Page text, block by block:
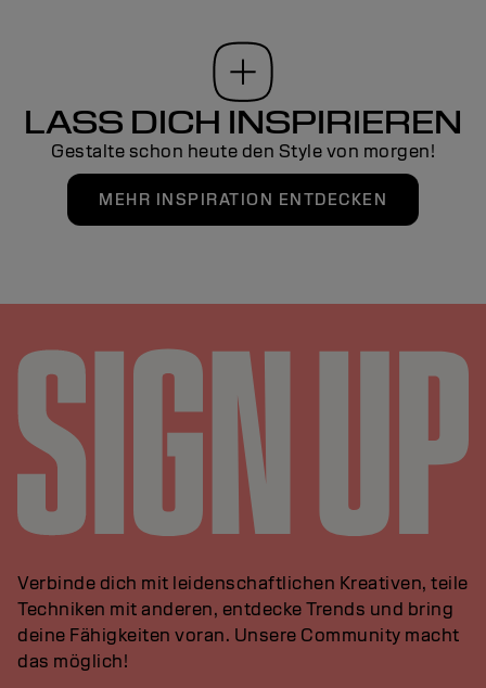
LASS DICH INSPIRIEREN
Gestalte schon heute den Style von morgen!
MEHR INSPIRATION ENTDECKEN
Verbinde dich mit leidenschaftlichen Kreativen, teile
Techniken mit anderen, entdecke Trends und bring
deine Fähigkeiten voran. Unsere Community macht
das möglich!